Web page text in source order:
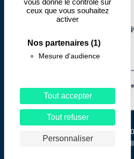
vous donne le contrôle sur
ceux que vous souhaitez
activer
Nos partenaires (1)
Mesure d'audience
Tout accepter
Tout refuser
Personnaliser
Action Préventive Formations
SERVICE